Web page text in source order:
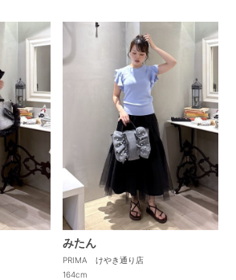
みたん
PRIMA けやき通り店
164cm